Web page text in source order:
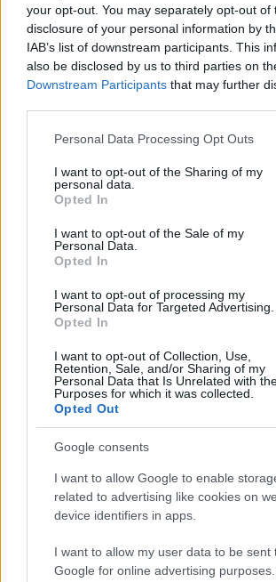
your opt-out. You may separately opt-out of
disclosure of your personal information by
IAB’s list of downstream participants. This
also be disclosed by us to third parties on
Downstream Participants that may further
Please note that this website/app uses one
not limited to your visit or usage behaviour.
grant or deny consent to Google and its
use your data for below specified purposes
consent section.
Personal Data Processing Opt Outs
I want to opt-out of the Sharing of my
personal data.
Opted In
I want to opt-out of the Sale of my
Personal Data.
Opted In
I want to opt-out of processing my
Personal Data for Targeted Advertising.
Opted In
I want to opt-out of Collection, Use,
Retention, Sale, and/or Sharing of my
Personal Data that Is Unrelated with
Purposes for which it was collected.
Opted Out
Google consents
I want to allow Google to enable
related to advertising like cookies on
device identifiers in apps.
I want to allow my user data to be sent
Google for online advertising purposes.
DIVAT
Ilyen álomszép nő a
Szirének című Netflix
meggyötört karaktere,
Fahy
KULTÚRA